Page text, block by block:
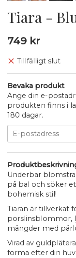
Tiara -
749 kr
Tillfälligt slut
Bevaka produkt
Ange din e-
produkten finns i
180 dagar.
Underbar
på bal och söker
bohemisk stil!
Tiaran är tillverkat
porslinsblommor,
mängder med
Virad av
forma efter din